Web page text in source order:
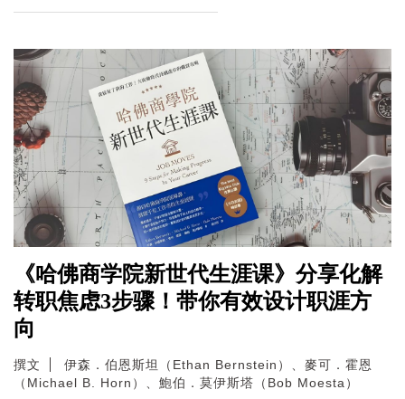
《哈佛商学院新世代生涯课》分享化解
转职焦虑3步骤！带你有效设计职涯方
向
撰文
伊森．伯恩斯坦（Ethan Bernstein）、麥可．霍恩
（Michael B. Horn）、鮑伯．莫伊斯塔（Bob Moesta）